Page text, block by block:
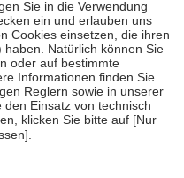
18. Lebensjahr
die von der